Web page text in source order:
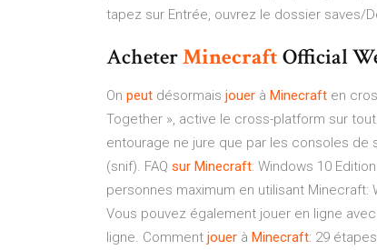
tapez sur Entrée, ouvrez le dossier saves/
AcheterMinecraftOfficial
On peut désormais jouer à Minecraft en
Together », active le cross-platform sur
entourage ne jure que par les consoles de
(snif). FAQ sur Minecraft: Windows 10
personnes maximum en utilisant Minecraft:
Vous pouvez également jouer en ligne
ligne. Comment jouer à Minecraft: 29